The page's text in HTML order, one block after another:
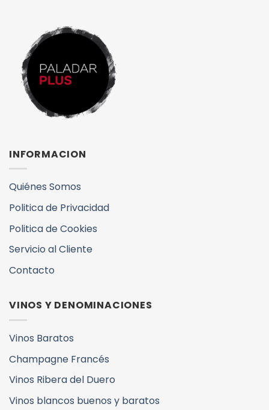
INFORMACION
Quiénes Somos
Politica de Privacidad
Politica de Cookies
Servicio al Cliente
Contacto
VINOS Y DENOMINACIONES
Vinos Baratos
Champagne Francés
Vinos Ribera del Duero
Vinos blancos buenos y baratos